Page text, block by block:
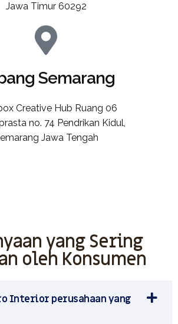
Jawa Timur 60292
Semarang
Creative Hub Ruang 06
no. 74 Pendrikan Kidul,
Jawa Tengah
yang Sering
oleh Konsumen
Interior perusahaan yang